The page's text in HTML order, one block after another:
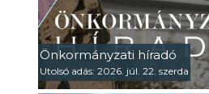
Önkormányzati híradó
Utolsó adás: 2026. júl. 22. szerda